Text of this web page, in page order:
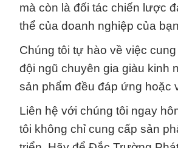
mà còn là đối tác chiến lược
thể của doanh nghiệp của
Chúng tôi tự hào về việc
đội ngũ chuyên gia giàu kinh
sản phẩm đều đáp ứng hoặc
Liên hệ với chúng tôi ngay
tôi không chỉ cung cấp sản